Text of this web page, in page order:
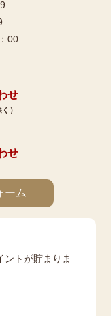
00
せ
）
せ
ーム
ントが貯まりま